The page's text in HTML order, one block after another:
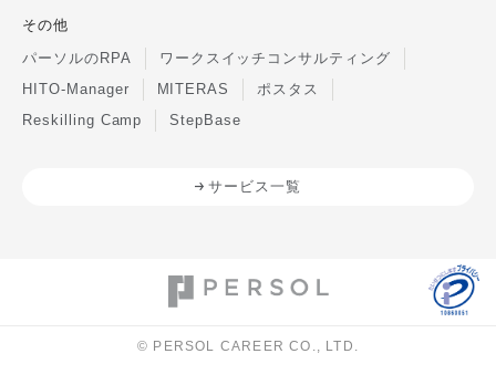
その他
パーソルのRPA
ワークスイッチコンサルティング
HITO-Manager
MITERAS
ポスタス
Reskilling Camp
StepBase
サービス一覧
© PERSOL CAREER CO., LTD.